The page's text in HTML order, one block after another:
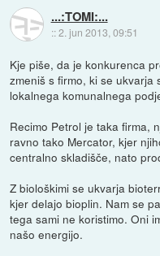
...:TOMI:...
::2. jun 2013, 09:51
Kje piše, da je konkurenca
zmeniš s firmo, ki se ukvarja
lokalnega komunalnega
Recimo Petrol je taka firma,
ravno tako Mercator, kjer
centralno skladišče, nato
Z biološkimi se ukvarja
kjer delajo bioplin. Nam se
tega sami ne koristimo. Oni
našo energijo.